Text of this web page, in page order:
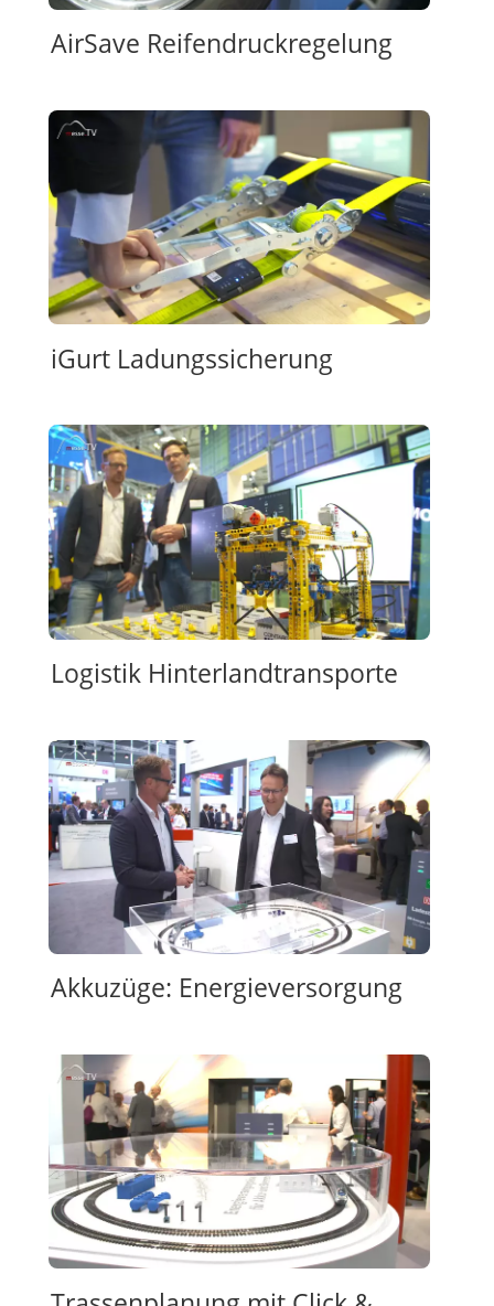
AirSave Reifendruckregelung
iGurt Ladungssicherung
Logistik Hinterlandtransporte
Akkuzüge: Energieversorgung